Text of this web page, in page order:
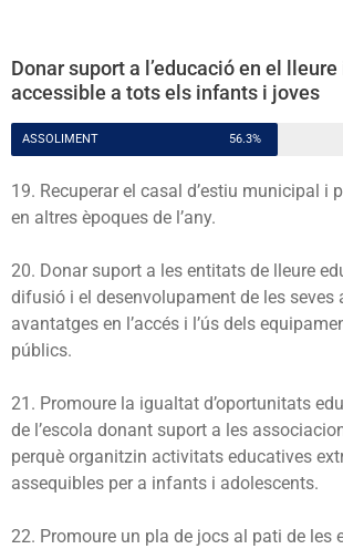
Donar suport a l’educació en el
accessible a tots els infants i joves
ASSOLIMENT 56.3%
19. Recuperar el casal d’estiu municipal i
en altres èpoques de l’any.
20. Donar suport a les entitats de lleure
difusió i el desenvolupament de les seves
avantatges en l’accés i l’ús dels
públics.
21. Promoure la igualtat d’oportunitats
de l’escola donant suport a les
perquè organitzin activitats educatives
assequibles per a infants i adolescents.
22. Promoure un pla de jocs al pati de les